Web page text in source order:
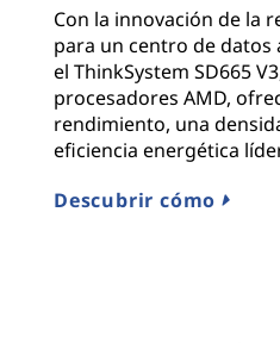
Con la innovación de la
para un centro de datos
el ThinkSystem SD665
procesadores AMD,
rendimiento, una
eficiencia energética
Descubrir cómo